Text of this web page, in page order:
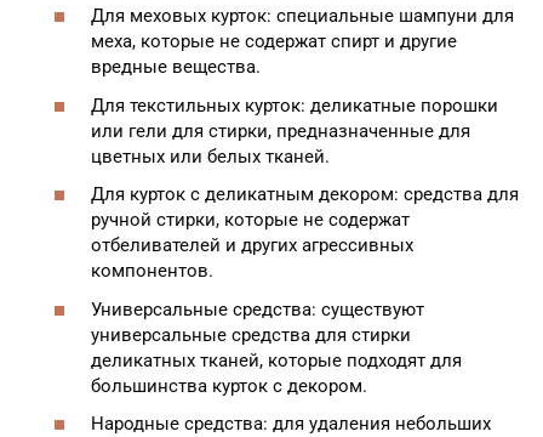
Для меховых курток: специальные шампуни для
меха, которые не содержат спирт и другие
вредные вещества.
Для текстильных курток: деликатные порошки
или гели для стирки, предназначенные для
цветных или белых тканей.
Для курток с деликатным декором: средства для
ручной стирки, которые не содержат
отбеливателей и других агрессивных
компонентов.
Универсальные средства: существуют
универсальные средства для стирки
деликатных тканей, которые подходят для
большинства курток с декором.
Народные средства: для удаления небольших